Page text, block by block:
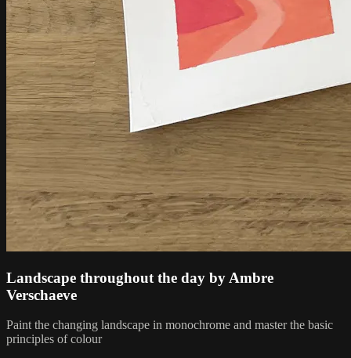
Landscape throughout the day by Ambre
Verschaeve
Paint the changing landscape in monochrome and master the basic
principles of colour